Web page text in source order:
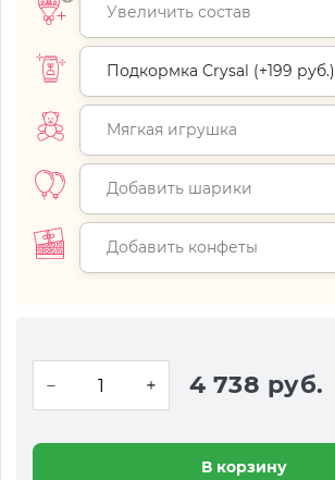
Увеличить состав
Подкормка Crysal (+199 руб.)
Мягкая игрушка
Добавить шарики
Добавить конфеты
4 738 руб.
В корзину